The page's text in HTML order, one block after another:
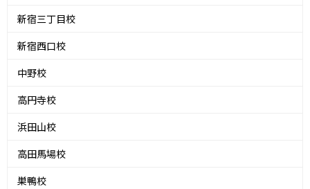
新宿三丁目校
新宿西口校
中野校
高円寺校
浜田山校
高田馬場校
巣鴨校